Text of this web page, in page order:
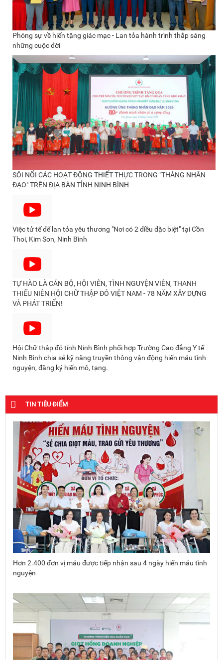
Phóng sự về hiến tặng giác mạc - Lan tỏa hành trình thắp sáng
những cuộc đời
SÔI NỔI CÁC HOẠT ĐỘNG THIẾT THỰC TRONG "THÁNG NHÂN
ĐẠO" TRÊN ĐỊA BÀN TỈNH NINH BÌNH
Việc tử tế để lan tỏa yêu thương "Nơi có 2 điều đặc biệt" tại Cồn
Thoi, Kim Sơn, Ninh Bình
TỰ HÀO LÀ CÁN BỘ, HỘI VIÊN, TÌNH NGUYỆN VIÊN, THANH
THIẾU NIÊN HỘI CHỮ THẬP ĐỎ VIỆT NAM - 78 NĂM XÂY DỰNG
VÀ PHÁT TRIỂN!
Hội Chữ thập đỏ tỉnh Ninh Bình phối hợp Trường Cao đẳng Y tế
Ninh Bình chia sẻ kỹ năng truyền thông vận động hiến máu tình
nguyện, đăng ký hiến mô, tạng.
TIN TIÊU ĐIỂM
Hơn 2.400 đơn vị máu được tiếp nhận sau 4 ngày hiến máu tình
nguyện